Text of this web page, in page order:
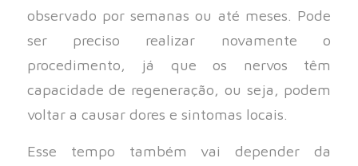
observado por semanas ou até meses. Pode
ser preciso realizar novamente o
procedimento, já que os nervos têm
capacidade de regeneração, ou seja, podem
voltar a causar dores e sintomas locais.
Esse tempo também vai depender da